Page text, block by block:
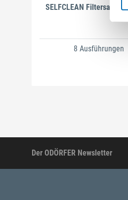
SELFCLEAN Filtersack
8 Ausführungen
Der ODÖRFER Newsletter